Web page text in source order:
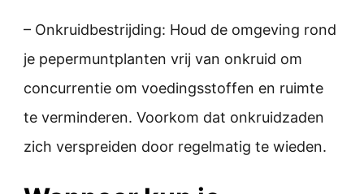
– Onkruidbestrijding: Houd de omgeving rond
je pepermuntplanten vrij van onkruid om
concurrentie om voedingsstoffen en ruimte
te verminderen. Voorkom dat onkruidzaden
zich verspreiden door regelmatig te wieden.